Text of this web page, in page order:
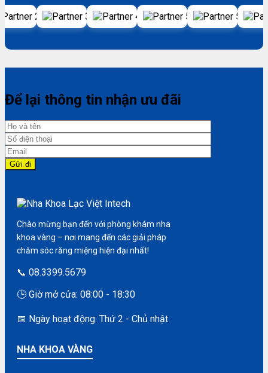
Để lại thông tin nhận ưu đãi
Chào mừng bạn đến với phòng khám nha
khoa vàng – nơi mang đến các giải pháp
chăm sóc răng miệng hiện đại nhất!
📞 08.3399.5679
🕒 Giờ mở cửa: 08:00 - 18:30
📅 Ngày hoạt động: Thứ 2 - Chủ nhật
NHA KHOA VÀNG